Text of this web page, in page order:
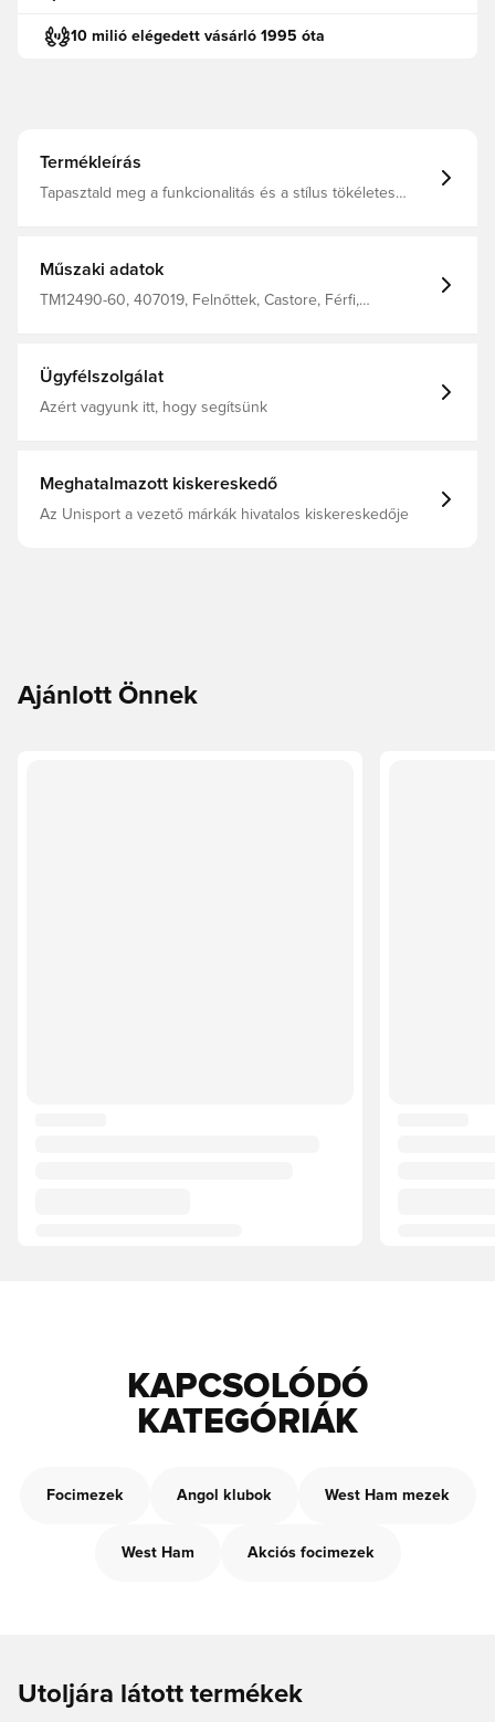
10 milió elégedett vásárló 1995 óta
Termékleírás
Tapasztald meg a funkcionalitás és a stílus tökéletes
játékot, akár a lelátóról buzdítod a csapatot. Normál
Műszaki adatok
TM12490-60, 407019, Felnőttek, Castore, Férfi,
Ügyfélszolgálat
Azért vagyunk itt, hogy segítsünk
Meghatalmazott kiskereskedő
Az Unisport a vezető márkák hivatalos kiskereskedője
Ajánlott Önnek
KAPCSOLÓDÓ
KATEGÓRIÁK
Focimezek Angol klubok West Ham mezek
West Ham Akciós focimezek
Utoljára látott termékek